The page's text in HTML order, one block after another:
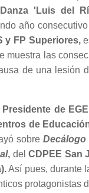
'Luis del
año consecutivo
y FP Superiores,
muestra las
de una lesión
de
de
sobre
, del CDPEE San
Así pues, durante
protagonistas